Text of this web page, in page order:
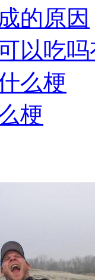
的原因
以吃
么梗
梗